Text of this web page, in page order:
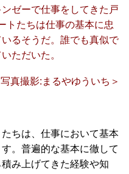
ゼーで仕事をしてきた戸
トたちは仕事の基本に忠
るそうだ。誰でも真似で
ただいた。
真撮影:まるやゆういち＞
ちは、仕事において基本
。普遍的な基本に徹して
み上げてきた経験や知